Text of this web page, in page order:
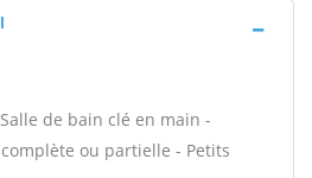
de bain clé en main -
ou partielle - Petits